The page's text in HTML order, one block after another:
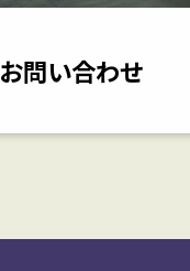
お問い合わせ